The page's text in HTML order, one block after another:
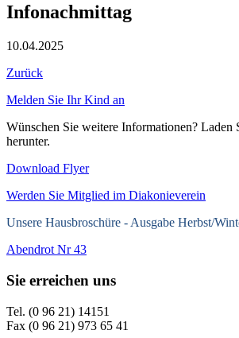
Infonachmittag
10.04.2025
Zurück
Melden Sie Ihr Kind an
Wünschen Sie weitere Informationen? Laden
herunter.
Download Flyer
Werden Sie Mitglied im Diakonieverein
Unsere Hausbroschüre - Ausgabe Herbst/
Abendrot Nr 43
Sie erreichen uns
Tel. (0 96 21) 14151
Fax (0 96 21) 973 65 41